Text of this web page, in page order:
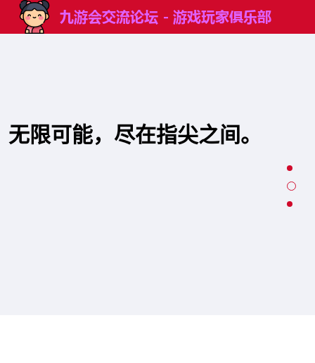
无限可能，尽在指尖之间。